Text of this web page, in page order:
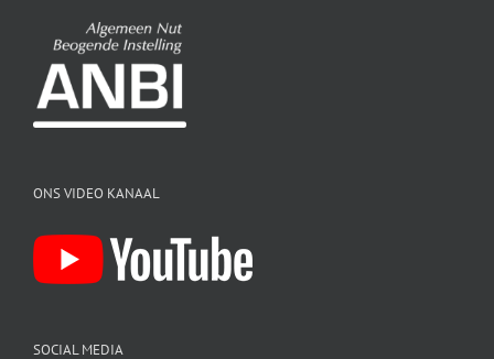
ONS VIDEO KANAAL
SOCIAL MEDIA